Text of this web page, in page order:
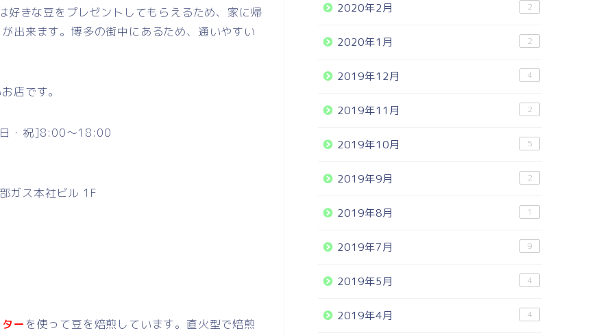
きな豆をプレゼントしてもらえるため、家に帰
出来ます。博多の街中にあるため、通いやすい
店です。
・祝]8:00～18:00
ガス本社ビル 1F
ーを使って豆を焙煎しています。直火型で焙煎
2020年2月 2
2020年1月 2
2019年12月 4
2019年11月 2
2019年10月 5
2019年9月 2
2019年8月 1
2019年7月 9
2019年5月 4
2019年4月 4